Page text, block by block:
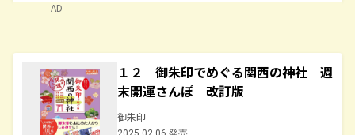
AD
１２ 御朱印でめぐる関西の神社 週
末開運さんぽ 改訂版
御朱印